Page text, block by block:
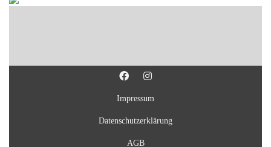
Impressum
Datenschutzerklärung
AGB